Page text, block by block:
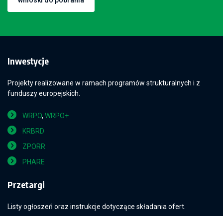
Inwestycje
Projekty realizowane w ramach programów strukturalnych i z
funduszy europejskich.
WRPO, WRPO+
KRBRD
ZPORR
PHARE
Przetargi
Listy ogłoszeń oraz instrukcje dotyczące składania ofert.